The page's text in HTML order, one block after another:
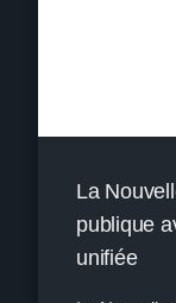
La
publique
unifiée